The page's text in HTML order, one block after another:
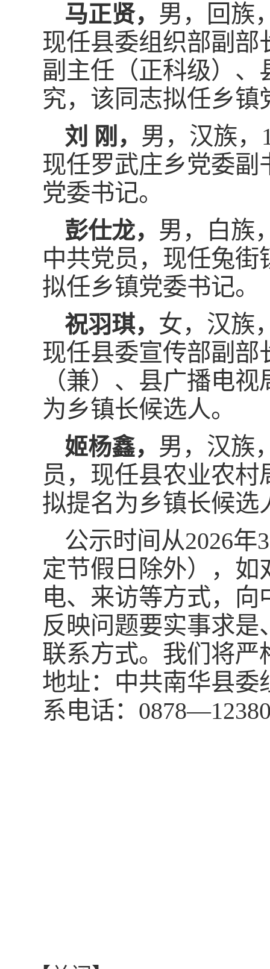
马正贤， 男，回族
现任县委组织部副
副主任（正科级）
究，该同志拟任乡镇
刘 刚， 男，汉族，
现任罗武庄乡党委
党委书记。
彭仕龙， 男，白族
中共党员，现任兔
拟任乡镇党委书记。
祝羽琪， 女，汉族
现任县委宣传部副
（兼）、县广播电
为乡镇长候选人。
姬杨鑫， 男，汉族
员，现任县农业农
拟提名为乡镇长候选
公示时间从2026年
定节假日除外），
电、来访等方式，
反映问题要实事求
联系方式。我们将严
地址：中共南华县委
系电话：